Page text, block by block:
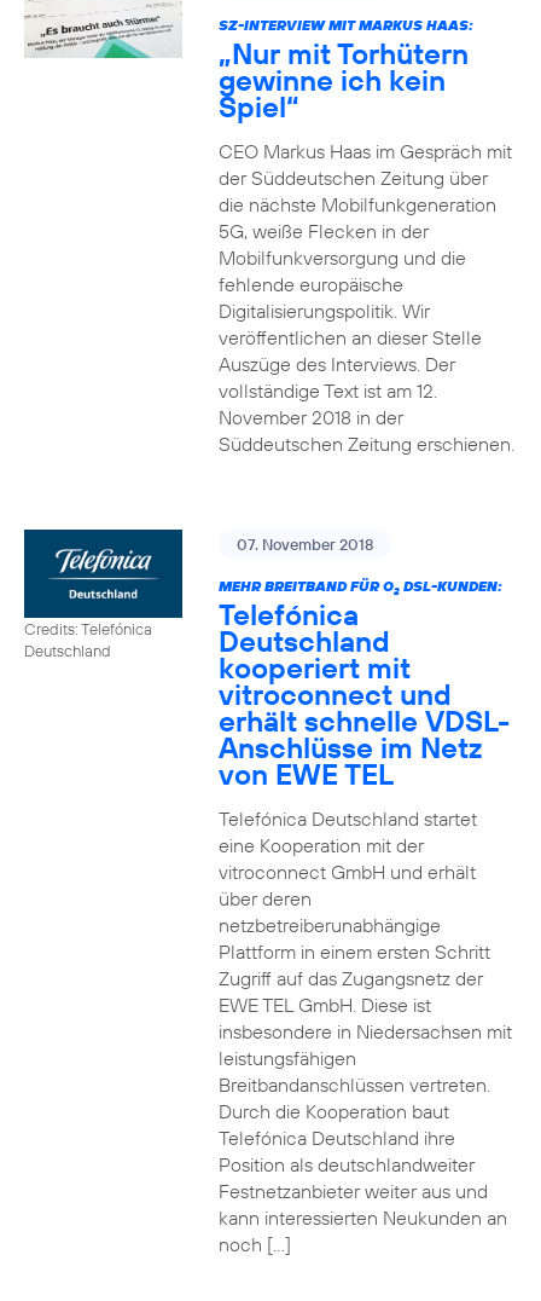
SZ-INTERVIEW MIT MARKUS HAAS:
„Nur mit Torhütern
gewinne ich kein
Spiel“
CEO Markus Haas im Gespräch mit
der Süddeutschen Zeitung über
die nächste Mobilfunkgeneration
5G, weiße Flecken in der
Mobilfunkversorgung und die
fehlende europäische
Digitalisierungspolitik. Wir
veröffentlichen an dieser Stelle
Auszüge des Interviews. Der
vollständige Text ist am 12.
November 2018 in der
Süddeutschen Zeitung erschienen.
Credits: Telefónica
Deutschland
07. November 2018
MEHR BREITBAND FÜR O2DSL-KUNDEN:
Telefónica
Deutschland
kooperiert mit
vitroconnect und
erhält schnelle VDSL-
Anschlüsse im Netz
von EWE TEL
Telefónica Deutschland startet
eine Kooperation mit der
vitroconnect GmbH und erhält
über deren
netzbetreiberunabhängige
Plattform in einem ersten Schritt
Zugriff auf das Zugangsnetz der
EWE TEL GmbH. Diese ist
insbesondere in Niedersachsen mit
leistungsfähigen
Breitbandanschlüssen vertreten.
Durch die Kooperation baut
Telefónica Deutschland ihre
Position als deutschlandweiter
Festnetzanbieter weiter aus und
kann interessierten Neukunden an
noch […]